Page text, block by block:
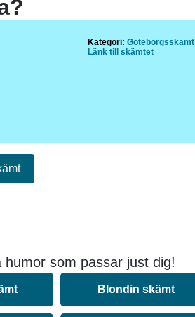
Kategori: Göteborgsskämt
Länk till skämtet
som passar just dig!
Blondin skämt